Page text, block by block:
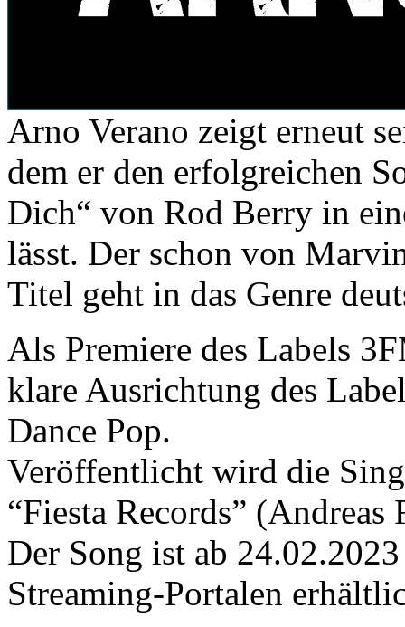
Arno Verano zeigt erneut
dem er den erfolgreichen
Dich“ von Rod Berry in
lässt. Der schon von
Titel geht in das Genre
Als Premiere des Labels
klare Ausrichtung des
Dance Pop.
Veröffentlicht wird die
“Fiesta Records”
Der Song ist ab
Streaming-Portalen